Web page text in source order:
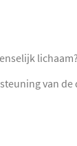
lichaam?
van de